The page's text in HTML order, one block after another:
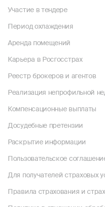
Участие в тендере
Период охлаждения
Аренда помещений
Карьера в Росгосстрах
Реестр брокеров и агентов
Реализация непрофильной
Компенсационные выплаты
Досудебные претензии
Раскрытие информации
Пользовательское
Для получателей страховых
Правила страхования и